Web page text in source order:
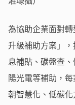
為協助企業面對
升級補助方案」
息補貼、碳盤查
陽光電等補助，
朝智慧化、低碳化